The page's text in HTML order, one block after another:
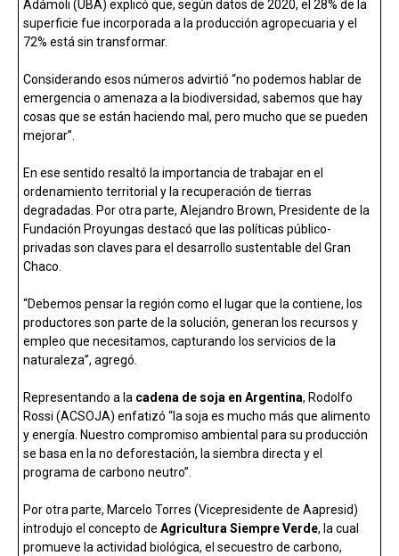
Adámoli (UBA) explicó que, según datos de 2020, el 28% de la
superficie fue incorporada a la producción agropecuaria y el
72% está sin transformar.
Considerando esos números advirtió “no podemos hablar de
emergencia o amenaza a la biodiversidad, sabemos que hay
cosas que se están haciendo mal, pero mucho que se pueden
mejorar”.
En ese sentido resaltó la importancia de trabajar en el
ordenamiento territorial y la recuperación de tierras
degradadas. Por otra parte, Alejandro Brown, Presidente de la
Fundación Proyungas destacó que las políticas público-
privadas son claves para el desarrollo sustentable del Gran
Chaco.
“Debemos pensar la región como el lugar que la contiene, los
productores son parte de la solución, generan los recursos y
empleo que necesitamos, capturando los servicios de la
naturaleza”, agregó.
Representando a la cadena de soja en Argentina, Rodolfo
Rossi (ACSOJA) enfatizó “la soja es mucho más que alimento
y energía. Nuestro compromiso ambiental para su producción
se basa en la no deforestación, la siembra directa y el
programa de carbono neutro”.
Por otra parte, Marcelo Torres (Vicepresidente de Aapresid)
introdujo el concepto de Agricultura Siempre Verde, la cual
promueve la actividad biológica, el secuestro de carbono,